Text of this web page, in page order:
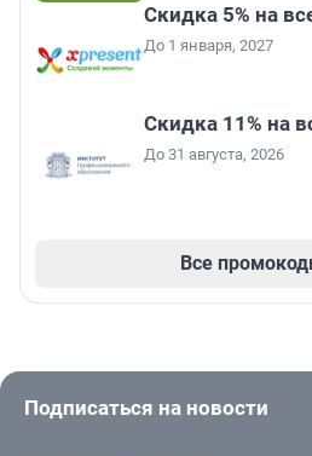
Скидка 5% на
До 1 января, 2027
Скидка 11% на
До 31 августа, 2026
Все
Подписаться на новости